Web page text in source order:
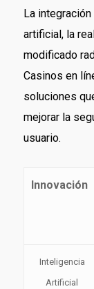
La
artificial, la
modificado
Casinos en
soluciones
mejorar la
usuario.
Innovación
Inteligencia
Artificial